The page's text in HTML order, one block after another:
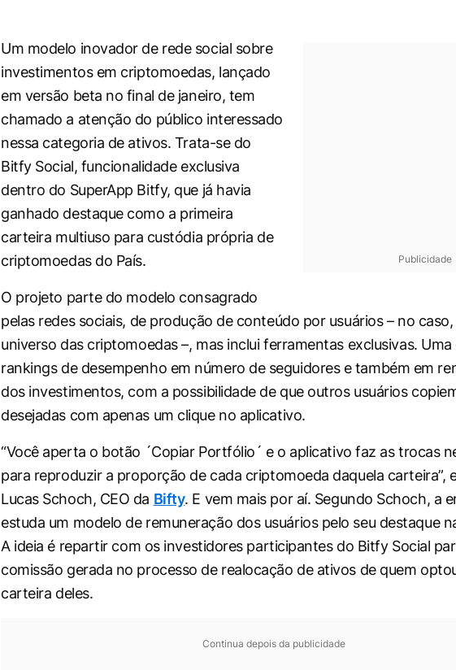
Publicidade
Um modelo inovador de rede social sobre
investimentos em criptomoedas, lançado
em versão beta no final de janeiro, tem
chamado a atenção do público interessado
nessa categoria de ativos. Trata-se do
Bitfy Social, funcionalidade exclusiva
dentro do SuperApp Bitfy, que já havia
ganhado destaque como a primeira
carteira multiuso para custódia própria de
criptomoedas do País.
O projeto parte do modelo consagrado
pelas redes sociais, de produção de conteúdo por usuários – no
universo das criptomoedas –, mas inclui ferramentas exclusivas. Uma
rankings de desempenho em número de seguidores e também em
dos investimentos, com a possibilidade de que outros usuários
desejadas com apenas um clique no aplicativo.
“Você aperta o botão ´Copiar Portfólio´ e o aplicativo faz as trocas
para reproduzir a proporção de cada criptomoeda daquela carteira”,
Lucas Schoch, CEO da Bifty. E vem mais por aí. Segundo Schoch, a
estuda um modelo de remuneração dos usuários pelo seu destaque
A ideia é repartir com os investidores participantes do Bitfy Social
comissão gerada no processo de realocação de ativos de quem
carteira deles.
Continua depois da publicidade